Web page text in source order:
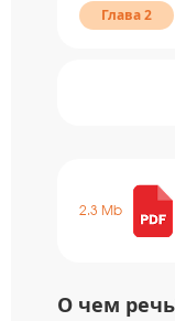
2.3 Mb
О чем